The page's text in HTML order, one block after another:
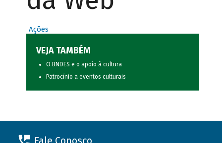
Ações
VEJA TAMBÉM
O BNDES e o apoio à cultura
Patrocínio a eventos culturais
Fale Conosco